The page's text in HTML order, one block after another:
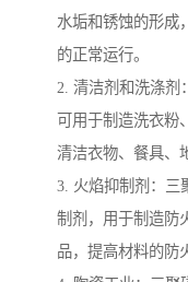
水垢和锈蚀的形成
的正常运行。
2. 清洁剂和洗涤剂
可用于制造洗衣粉
清洁衣物、餐具、
3. 火焰抑制剂：三
制剂，用于制造防
品，提高材料的防